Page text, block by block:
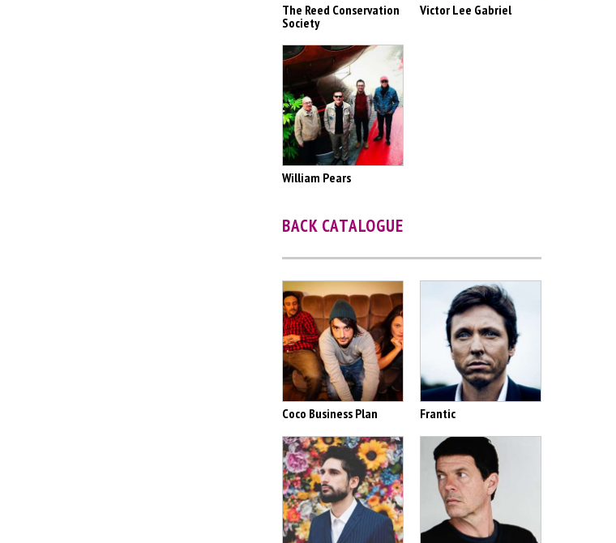
The Reed Conservation
Society
Victor Lee Gabriel
William Pears
BACK CATALOGUE
Coco Business Plan Frantic